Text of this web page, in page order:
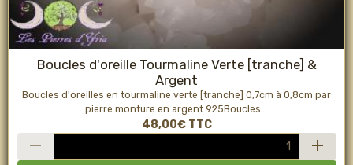
Boucles d'oreille Tourmaline Verte [tranche] &
Argent
Boucles d'oreilles en tourmaline verte [tranche] 0,7cm à 0,8cm par
pierre monture en argent 925Boucles...
48,00€ TTC